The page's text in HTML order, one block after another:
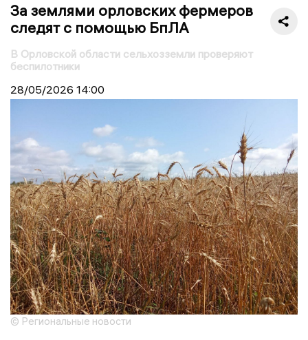
За землями орловских фермеров
следят с помощью БпЛА
В Орловской области сельхозземли проверяют
беспилотники
28/05/2026 14:00
© Региональные новости